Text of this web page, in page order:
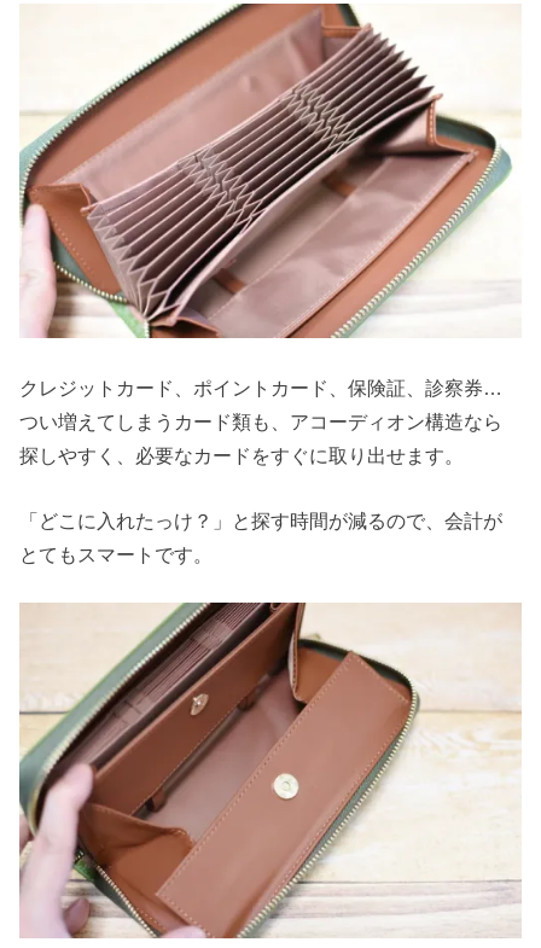
クレジットカード、ポイントカード、保険証、診察券…
つい増えてしまうカード類も、アコーディオン構造なら
探しやすく、必要なカードをすぐに取り出せます。
「どこに入れたっけ？」と探す時間が減るので、会計が
とてもスマートです。